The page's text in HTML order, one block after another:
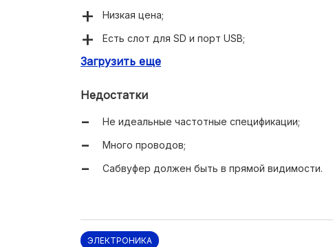
Низкая цена;
Есть слот для SD и порт USB;
Присутствует HDMI Arc;
Загрузить еще
Недостатки
Не идеальные частотные спецификации;
Много проводов;
Сабвуфер должен быть в прямой видимости.
ЭЛЕКТРОНИКА